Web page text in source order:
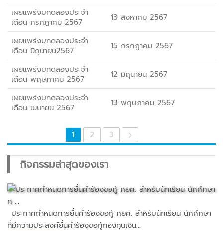
เผยแพร่งบทดลองประจำ
เดือน กรกฎาคม 2567
13 สิงหาคม 2567
เผยแพร่งบทดลองประจำ
เดือน มิถุนายน2567
15 กรกฎาคม 2567
เผยแพร่งบทดลองประจำ
เดือน พฤษภาคม 2567
12 มิถุนายน 2567
เผยแพร่งบทดลองประจำ
เดือน เมษายน 2567
13 พฤษภาคม 2567
1 2 3
กิจกรรมล่าสุดของเรา
ประกาศกำหนดการยื่นคำร้องขอกู้ กยศ. สำหรับนักเรียน นักศึกษา
ที่มีความประสงค์ยื่นคำร้องขอกู้กองทุนเงิน...